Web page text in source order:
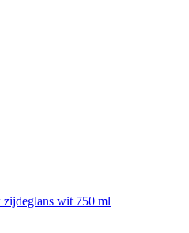
wit 750 ml